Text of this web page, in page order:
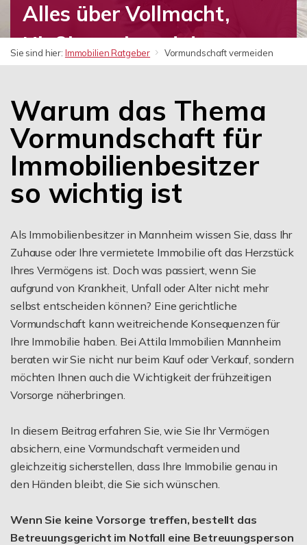
Alles über Vollmacht,
Nießbrauch und den
Sie sind hier: Immobilien Ratgeber Vormundschaft vermeiden
Warum das Thema
Vormundschaft für
Immobilienbesitzer
so wichtig ist
Als Immobilienbesitzer in Mannheim wissen Sie, dass Ihr
Zuhause oder Ihre vermietete Immobilie oft das Herzstück
Ihres Vermögens ist. Doch was passiert, wenn Sie
aufgrund von Krankheit, Unfall oder Alter nicht mehr
selbst entscheiden können? Eine gerichtliche
Vormundschaft kann weitreichende Konsequenzen für
Ihre Immobilie haben. Bei Attila Immobilien Mannheim
beraten wir Sie nicht nur beim Kauf oder Verkauf, sondern
möchten Ihnen auch die Wichtigkeit der frühzeitigen
Vorsorge näherbringen.
In diesem Beitrag erfahren Sie, wie Sie Ihr Vermögen
absichern, eine Vormundschaft vermeiden und
gleichzeitig sicherstellen, dass Ihre Immobilie genau in
den Händen bleibt, die Sie sich wünschen.
Wenn Sie keine Vorsorge treffen, bestellt das
Betreuungsgericht im Notfall eine Betreuungsperson